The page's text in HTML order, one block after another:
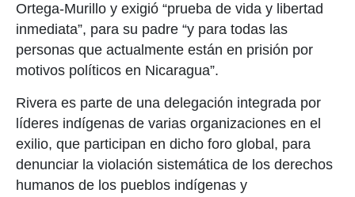
Ortega-Murillo y exigió “prueba de vida y libertad
inmediata”, para su padre “y para todas las
personas que actualmente están en prisión por
motivos políticos en Nicaragua”.
Rivera es parte de una delegación integrada por
líderes indígenas de varias organizaciones en el
exilio, que participan en dicho foro global, para
denunciar la violación sistemática de los derechos
humanos de los pueblos indígenas y